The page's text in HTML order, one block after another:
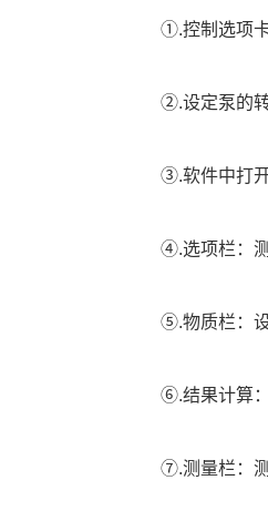
①.控制选项卡—
②.设定泵的转速
③.软件中打开
④.选项栏：测
⑤.物质栏：设定
⑥.结果计算：
⑦.测量栏：测量